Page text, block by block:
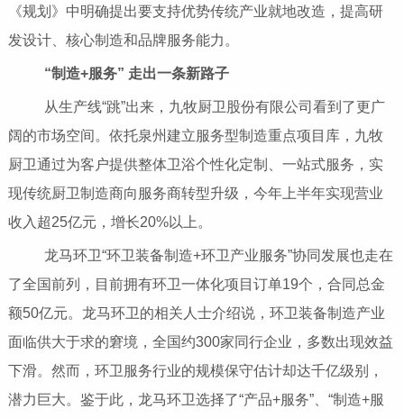
《规划》中明确提出要支持优势传统产业就地改造，提高研
发设计、核心制造和品牌服务能力。
“制造+服务” 走出一条新路子
从生产线“跳”出来，九牧厨卫股份有限公司看到了更广
阔的市场空间。依托泉州建立服务型制造重点项目库，九牧
厨卫通过为客户提供整体卫浴个性化定制、一站式服务，实
现传统厨卫制造商向服务商转型升级，今年上半年实现营业
收入超25亿元，增长20%以上。
龙马环卫“环卫装备制造+环卫产业服务”协同发展也走在
了全国前列，目前拥有环卫一体化项目订单19个，合同总金
额50亿元。龙马环卫的相关人士介绍说，环卫装备制造产业
面临供大于求的窘境，全国约300家同行企业，多数出现效益
下滑。然而，环卫服务行业的规模保守估计却达千亿级别，
潜力巨大。鉴于此，龙马环卫选择了“产品+服务”、“制造+服